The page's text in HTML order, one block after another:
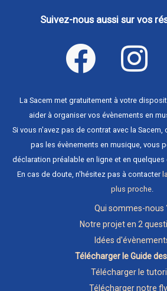
Suivez-nous aussi sur vos
La Sacem met gratuitement à votre
aider à organiser vos évènements en
Si vous n'avez pas de contrat avec la
pas les évènements en musique, vous
déclaration préalable en ligne et en
En cas de doute, n'hésitez pas à contacter
plus proche
Qui sommes-nous
Notre projet en 2
Idées
Télécharger le Guide
Télécharger le
Télécharger notre